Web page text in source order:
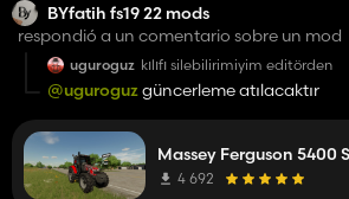
BYfatih fs19 22 mods
respondió a un comentario sobre un mod
uguroguz kılıfı silebilirimiyim editörden
@uguroguzgüncerleme atılacaktır
Massey Ferguson 5400
4 692